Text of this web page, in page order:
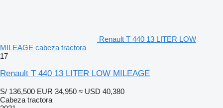
Renault T 440 13 LITER LOW
MILEAGE cabeza tractora
17
Renault T 440 13 LITER LOW MILEAGE
S/ 136,500 EUR 34,950 ≈ USD 40,380
Cabeza tractora